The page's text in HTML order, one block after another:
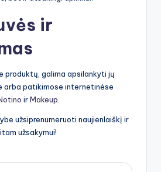
ir
produktų, galima apsilankyti jų
arba patikimose internetinėse
irMakeup
užsiprenumeruoti naujienlaiškį ir
užsakymui!